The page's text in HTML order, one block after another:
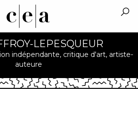
LEPESQUEUR
indépendante, critique d'art, artiste-
auteure